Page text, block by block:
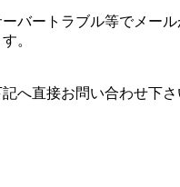
バートラブル等でメー
。
へ直接お問い合わせ下